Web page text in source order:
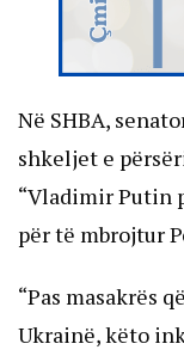
Në SHBA,
shkeljet e
“Vladimir Putin
për të mbrojtur
“Pas masakrës
Ukrainë, këto